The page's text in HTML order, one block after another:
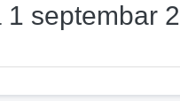
septembar